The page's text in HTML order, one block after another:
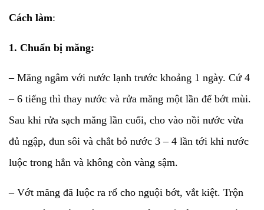
Cách làm:
1. Chuẩn bị măng:
– Măng ngâm với nước lạnh trước khoảng 1 ngày. Cứ 4
– 6 tiếng thì thay nước và rửa măng một lần để bớt mùi.
Sau khi rửa sạch măng lần cuối, cho vào nồi nước vừa
đủ ngập, đun sôi và chắt bỏ nước 3 – 4 lần tới khi nước
luộc trong hẳn và không còn vàng sậm.
– Vớt măng đã luộc ra rổ cho nguội bớt, vắt kiệt. Trộn